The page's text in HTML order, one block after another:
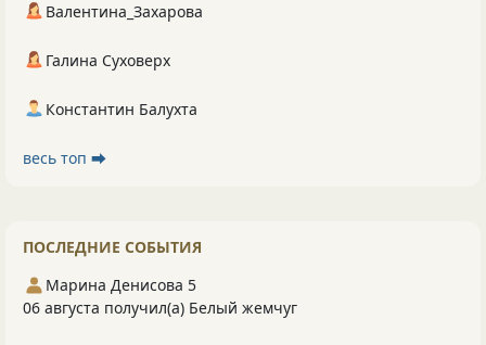
Валентина_Захарова
Галина Суховерх
Константин Балухта
весь топ ⮕
ПОСЛЕДНИЕ СОБЫТИЯ
Марина Денисова 5
06 августа получил(а) Белый жемчуг